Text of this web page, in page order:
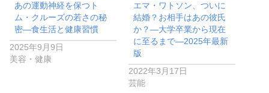
あの運動神経を保つト
ム・クルーズの若さの秘
密―食生活と健康習慣
2025年9月9日
美容・健康
エマ・ワトソン、ついに
結婚？お相手はあの彼氏
か？―大学卒業から現在
に至るまで―2025年最新
版
2022年3月17日
芸能